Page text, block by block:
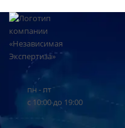
пн - пт
с 10:00 до 19:00